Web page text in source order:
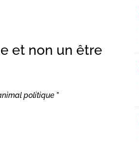
et non un être
politique ”